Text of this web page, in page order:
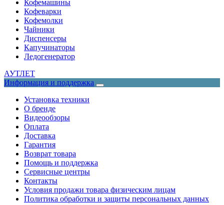
Кофемашины
Кофеварки
Кофемолки
Чайники
Диспенсеры
Капучинаторы
Ледогенератор
АУТЛЕТ
Информация и поддержка
Установка техники
О бренде
Видеообзоры
Оплата
Доставка
Гарантия
Возврат товара
Помощь и поддержка
Сервисные центры
Контакты
Условия продажи товара физическим лицам
Политика обработки и защиты персональных данных